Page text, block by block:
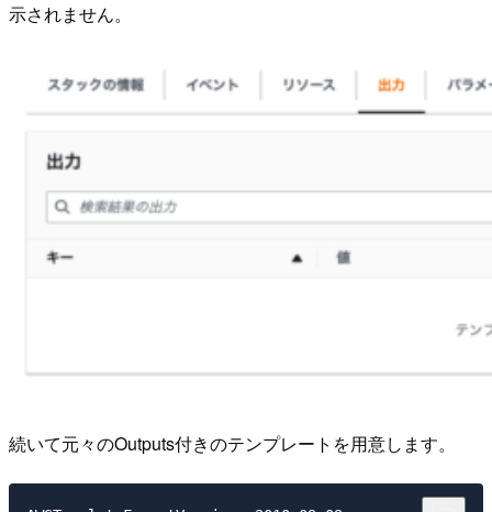
示されません。
続いて元々のOutputs付きのテンプレートを用意します。